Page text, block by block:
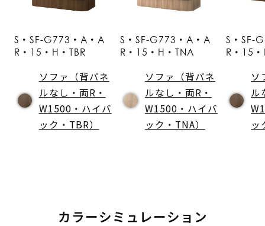
S・SF-G773・A・A
R・15・H・TBR
ソファ（背パネ
ルなし・両R・
W1500・ハイバ
ック・TBR）
S・SF-G773・A・A
R・15・H・TNA
ソファ（背パネ
ルなし・両R・
W1500・ハイバ
ック・TNA）
S・SF-
R・15・
ソ
ル
ッ
カラーシミュレーション